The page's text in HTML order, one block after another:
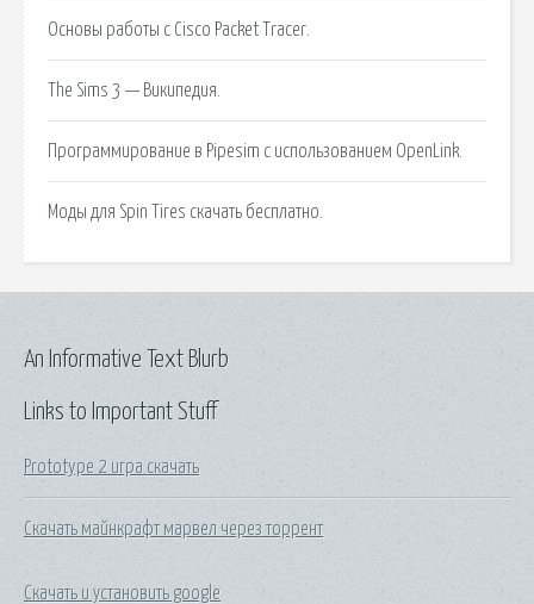
Основы работы с Cisco Packet Tracer.
The Sims 3 — Википедия.
Программирование в Pipesim с использованием OpenLink.
Моды для Spin Tires скачать бесплатно.
Links to Important Stuff
Prototype 2 игра скачать
Скачать майнкрафт марвел через торрент
Скачать и установить google
An Informative Text Blurb